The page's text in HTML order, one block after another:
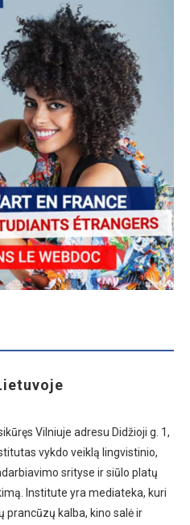
Vilniuje adresu Didžioji g. 1,
vykdo veiklą lingvistinio,
srityse ir siūlo platų
Institute yra mediateka, kuri
prancūzų kalba, kino salė ir